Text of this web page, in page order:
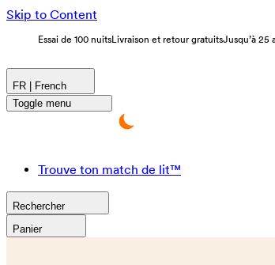
Skip to Content
Essai de 100 nuitsLivraison et retour gratuitsJusqu’à 25
FR | French
Toggle menu
Trouve ton match de lit™
Rechercher
Panier